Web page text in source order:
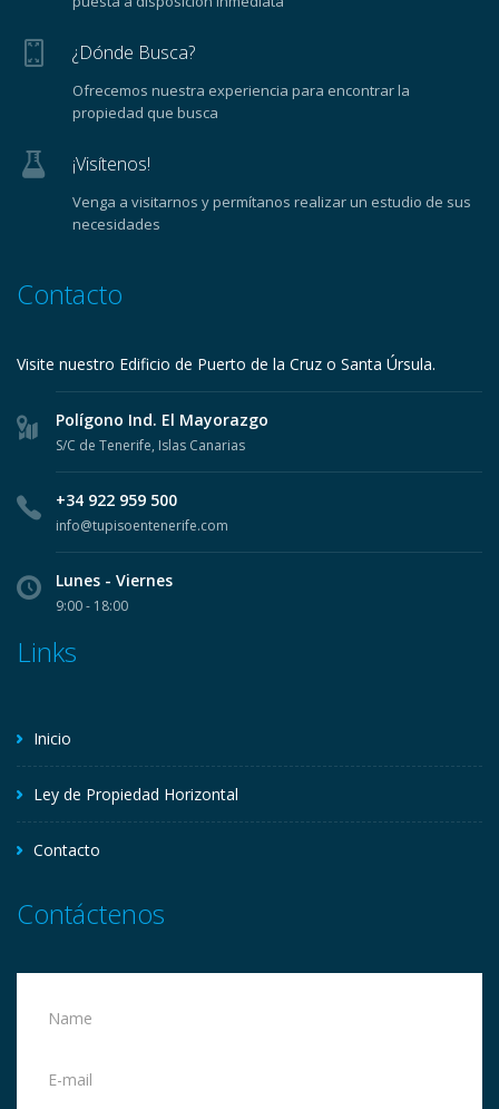
¿Dónde Busca?
Ofrecemos nuestra experiencia para encontrar la
propiedad que busca
¡Visítenos!
Venga a visitarnos y permítanos realizar un estudio de sus
necesidades
Contacto
Visite nuestro Edificio de Puerto de la Cruz o Santa Úrsula.
Polígono Ind. El Mayorazgo
S/C de Tenerife, Islas Canarias
+34 922 959 500
info@tupisoentenerife.com
Lunes - Viernes
9:00 - 18:00
Links
Inicio
Ley de Propiedad Horizontal
Contacto
Contáctenos